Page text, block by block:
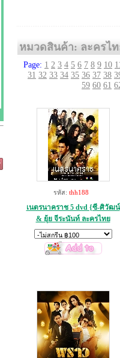
หมวดสินค้า: ละครไท
Page: 1 2 3 4 5 6 7 8 9 10
31 32 33 34 35 36 37 38
59 60 61
รหัส: thh188
เนตรนาคราช 5 dvd {ซี-ศิวัฒน์
& ยุ้ย จีระนันท์ ละครไทย